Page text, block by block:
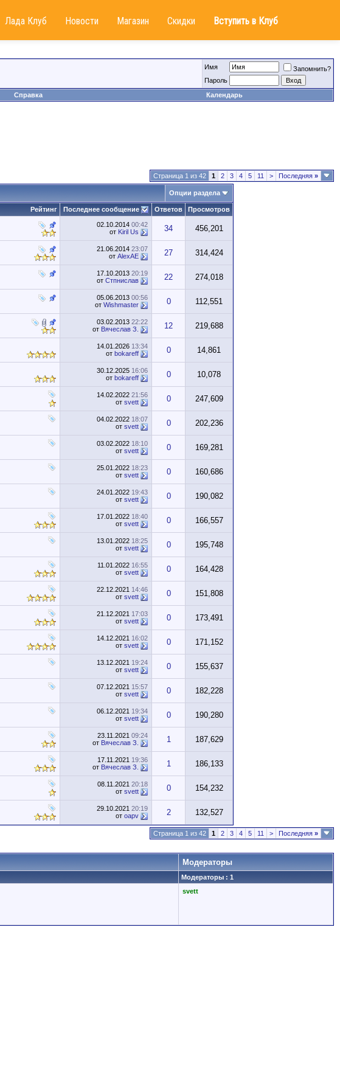
Лада Клуб Новости Магазин Скидки Вступить в Клуб
Имя
Запомнить?
Пароль
Справка Календарь
Страница 1 из 42 1 2 3 4 5 11 > Последняя »
Опции раздела
Рейтинг Последнее сообщение Ответов Просмотров
02.10.2014 00:42
от Kiril Us 34 456,201
21.06.2014 23:07
от AlexAE 27 314,424
17.10.2013 20:19
от Стпнислав 22 274,018
05.06.2013 00:56
от Wishmaster 0 112,551
03.02.2013 22:22
от Вячеслав З. 12 219,688
14.01.2026 13:34
от bokareff 0 14,861
30.12.2025 16:06
от bokareff 0 10,078
14.02.2022 21:56
от svett 0 247,609
04.02.2022 18:07
от svett 0 202,236
03.02.2022 18:10
от svett 0 169,281
25.01.2022 18:23
от svett 0 160,686
24.01.2022 19:43
от svett 0 190,082
17.01.2022 18:40
от svett 0 166,557
13.01.2022 18:25
от svett 0 195,748
11.01.2022 16:55
от svett 0 164,428
22.12.2021 14:46
от svett 0 151,808
21.12.2021 17:03
от svett 0 173,491
14.12.2021 16:02
от svett 0 171,152
13.12.2021 19:24
от svett 0 155,637
07.12.2021 15:57
от svett 0 182,228
06.12.2021 19:34
от svett 0 190,280
23.11.2021 09:24
от Вячеслав З. 1 187,629
17.11.2021 19:36
от Вячеслав З. 1 186,133
08.11.2021 20:18
от svett 0 154,232
29.10.2021 20:19
от oapv 2 132,527
Страница 1 из 42 1 2 3 4 5 11 > Последняя »
Модераторы
Модераторы : 1
svett